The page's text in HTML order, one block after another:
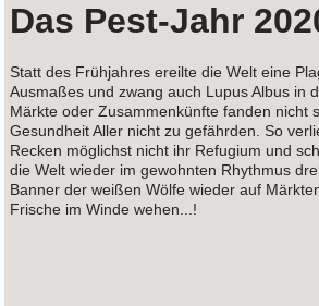
Das Pest-Jahr
Statt des Frühjahres ereilte die Welt eine
Ausmaßes und zwang auch Lupus Albus in
Märkte oder Zusammenkünfte fanden nicht
Gesundheit Aller nicht zu gefährden. So
Recken möglichst nicht ihr Refugium und
die Welt wieder im gewohnten Rhythmus
Banner der weißen Wölfe wieder auf
Frische im Winde wehen...!